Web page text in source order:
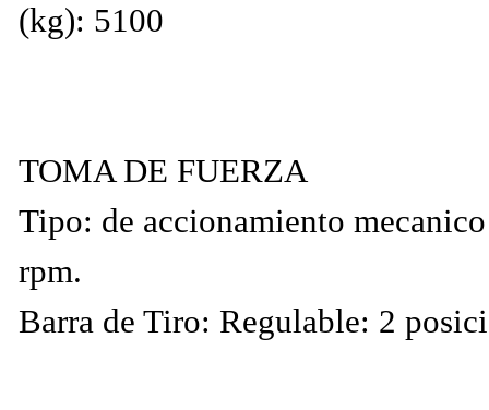
(kg): 5100
TOMA DE FUERZA
Tipo: de accionamiento
rpm.
Barra de Tiro: Regulable: 2